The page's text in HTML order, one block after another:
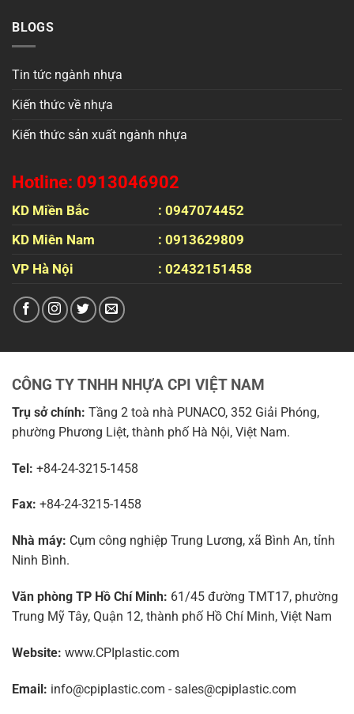
BLOGS
Tin tức ngành nhựa
Kiến thức về nhựa
Kiến thức sản xuất ngành nhựa
Hotline: 0913046902
KD Miền Bắc
: 0947074452
KD Miên Nam
: 0913629809
VP Hà Nội
: 02432151458
CÔNG TY TNHH NHỰA CPI VIỆT NAM
Trụ sở chính: Tầng 2 toà nhà PUNACO, 352 Giải Phóng,
phường Phương Liệt, thành phố Hà Nội, Việt Nam.
Tel: +84-24-3215-1458
Fax: +84-24-3215-1458
Nhà máy: Cụm công nghiệp Trung Lương, xã Bình An, tỉnh
Ninh Bình.
Văn phòng TP Hồ Chí Minh: 61/45 đường TMT17, phường
Trung Mỹ Tây, Quận 12, thành phố Hồ Chí Minh, Việt Nam
Website: www.CPIplastic.com
Email: info@cpiplastic.com - sales@cpiplastic.com